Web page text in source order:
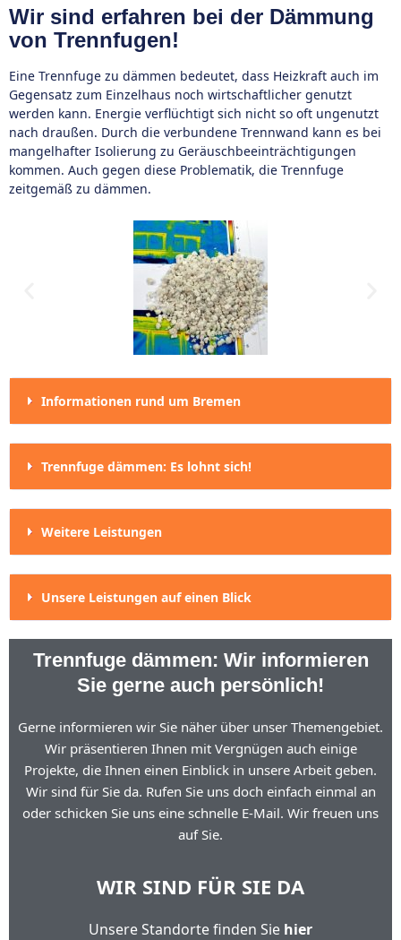
Wir sind erfahren bei der Dämmung
von Trennfugen!
Eine Trennfuge zu dämmen bedeutet, dass Heizkraft auch im
Gegensatz zum Einzelhaus noch wirtschaftlicher genutzt
werden kann. Energie verflüchtigt sich nicht so oft ungenutzt
nach draußen. Durch die verbundene Trennwand kann es bei
mangelhafter Isolierung zu Geräuschbeeinträchtigungen
kommen. Auch gegen diese Problematik, die Trennfuge
zeitgemäß zu dämmen.
Informationen rund um Bremen
Trennfuge dämmen: Es lohnt sich!
Weitere Leistungen
Unsere Leistungen auf einen Blick
Trennfuge dämmen: Wir informieren
Sie gerne auch persönlich!
Gerne informieren wir Sie näher über unser Themengebiet.
Wir präsentieren Ihnen mit Vergnügen auch einige
Projekte, die Ihnen einen Einblick in unsere Arbeit geben.
Wir sind für Sie da. Rufen Sie uns doch einfach einmal an
oder schicken Sie uns eine schnelle E-Mail. Wir freuen uns
auf Sie.
WIR SIND FÜR SIE DA
Unsere Standorte finden Sie hier